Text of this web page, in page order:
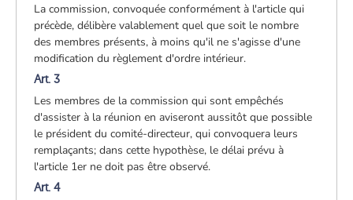
La commission, convoquée conformément à l'article qui
précède, délibère valablement quel que soit le nombre
des membres présents, à moins qu'il ne s'agisse d'une
modification du règlement d'ordre intérieur.
Art. 3
Les membres de la commission qui sont empêchés
d'assister à la réunion en aviseront aussitôt que possible
le président du comité-directeur, qui convoquera leurs
remplaçants; dans cette hypothèse, le délai prévu à
l'article 1er ne doit pas être observé.
Art. 4